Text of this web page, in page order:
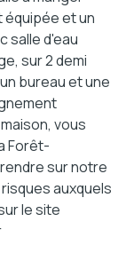
et un
salle d'eau
sur 2 demi
bureau et une
vous
Forêt-
sur notre
auxquels
le site